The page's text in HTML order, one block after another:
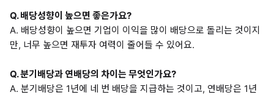
Q. 배당성향이 높으면 좋은가요?
A. 배당성향이 높으면 기업이 이익을 많이 배당으로 돌리는 것이지
만, 너무 높으면 재투자 여력이 줄어들 수 있어요.
Q. 분기배당과 연배당의 차이는 무엇인가요?
A. 분기배당은 1년에 네 번 배당을 지급하는 것이고, 연배당은 1년